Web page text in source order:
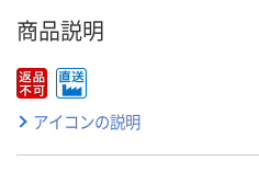
商品説明
アイコンの説明